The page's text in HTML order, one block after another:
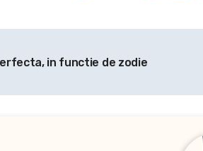
in functie de zodie